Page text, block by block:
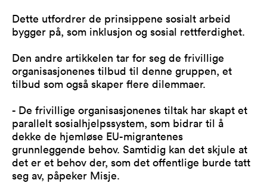
Dette utfordrer de prinsippene sosialt arbeid
bygger på, som inklusjon og sosial rettferdighet.
Den andre artikkelen tar for seg de frivillige
organisasjonenes tilbud til denne gruppen, et
tilbud som også skaper flere dilemmaer.
- De frivillige organisasjonenes tiltak har skapt et
parallelt sosialhjelpssystem, som bidrar til å
dekke de hjemløse EU-migrantenes
grunnleggende behov. Samtidig kan det skjule at
det er et behov der, som det offentlige burde tatt
seg av, påpeker Misje.